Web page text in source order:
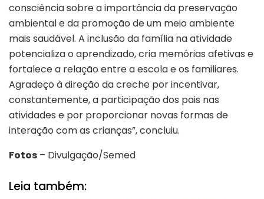
consciência sobre a importância da preservação
ambiental e da promoção de um meio ambiente
mais saudável. A inclusão da família na atividade
potencializa o aprendizado, cria memórias afetivas e
fortalece a relação entre a escola e os familiares.
Agradeço à direção da creche por incentivar,
constantemente, a participação dos pais nas
atividades e por proporcionar novas formas de
interação com as crianças”, concluiu.
Fotos – Divulgação/Semed
Leia também: